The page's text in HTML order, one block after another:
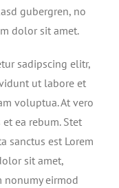
gubergren, no
dolor sit amet.
sadipscing elitr,
ut labore et
voluptua. At vero
ea rebum. Stet
sanctus est Lorem
sit amet,
nonumy eirmod